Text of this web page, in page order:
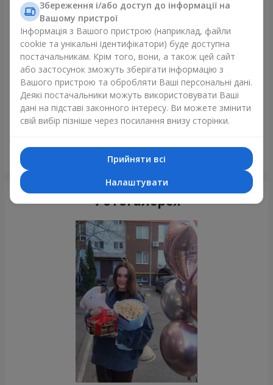
Одеса
Фотогалерея
Збереження і/або доступ до інформації на
Вашому пристрої
Інформація з Вашого пристрою (наприклад, файли
cookie та унікальні ідентифікатори) буде доступна
постачальникам. Крім того, вони, а також цей сайт
або застосунок зможуть зберігати інформацію з
Вашого пристрою та обробляти Ваші персональні дані.
Деякі постачальники можуть використовувати Ваші
дані на підставі законного інтересу. Ви можете змінити
свій вибір пізніше через посилання внизу сторінки.
Прийняти всі
Налаштувати